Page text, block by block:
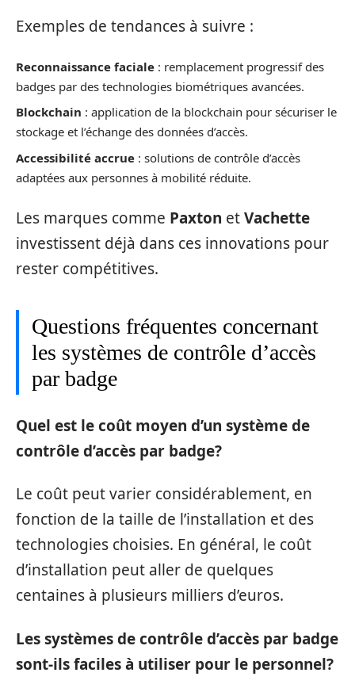
Exemples de tendances à suivre :
Reconnaissance faciale : remplacement progressif des
badges par des technologies biométriques avancées.
Blockchain : application de la blockchain pour sécuriser le
stockage et l’échange des données d’accès.
Accessibilité accrue : solutions de contrôle d’accès
adaptées aux personnes à mobilité réduite.
Les marques comme Paxton etVachette
investissent déjà dans ces innovations pour
rester compétitives.
Questions fréquentes concernant
les systèmes de contrôle d’accès
par badge
Quel est le coût moyen d’un système de
contrôle d’accès par badge?
Le coût peut varier considérablement, en
fonction de la taille de l’installation et des
technologies choisies. En général, le coût
d’installation peut aller de quelques
centaines à plusieurs milliers d’euros.
Les systèmes de contrôle d’accès par badge
sont-ils faciles à utiliser pour le personnel?